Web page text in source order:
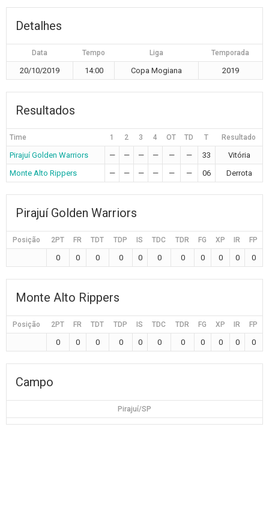
Detalhes
Data Tempo Liga Temporada
20/10/2019 14:00 Copa Mogiana 2019
Resultados
Time 1 2 3 4 OT TD T Resultado
Pirajuí Golden Warriors — — — — — — 33
Vitória
Monte Alto Rippers
— — — — — — 06 Derrota
Pirajuí Golden Warriors
Posição 2PT FR TDT TDP IS TDC TDR FG XP IR FP
0 0 0 0 0 0 0 0 0 0 0
Monte Alto Rippers
Posição 2PT FR TDT TDP IS TDC TDR FG XP IR FP
0 0 0 0 0 0 0 0 0 0 0
Campo
Pirajuí/SP